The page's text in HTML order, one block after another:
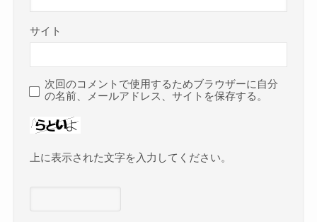
サイト
次回のコメントで使用するためブラウザーに自分
の名前、メールアドレス、サイトを保存する。
上に表示された文字を入力してください。